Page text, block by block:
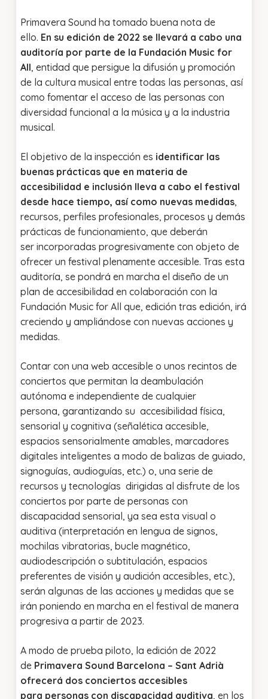
Primavera Sound ha tomado buena nota de
ello. En su edición de 2022 se llevará a cabo una
auditoría por parte de la Fundación Music for
All, entidad que persigue la difusión y promoción
de la cultura musical entre todas las personas, así
como fomentar el acceso de las personas con
diversidad funcional a la música y a la industria
musical.
El objetivo de la inspección es identificar las
buenas prácticas que en materia de
accesibilidad e inclusión lleva a cabo el festival
desde hace tiempo, así como nuevas medidas,
recursos, perfiles profesionales, procesos y demás
prácticas de funcionamiento, que deberán
ser incorporadas progresivamente con objeto de
ofrecer un festival plenamente accesible. Tras esta
auditoría, se pondrá en marcha el diseño de un
plan de accesibilidad en colaboración con la
Fundación Music for All que, edición tras edición, irá
creciendo y ampliándose con nuevas acciones y
medidas.
Contar con una web accesible o unos recintos de
conciertos que permitan la deambulación
autónoma e independiente de cualquier
persona, garantizando su accesibilidad física,
sensorial y cognitiva (señalética accesible,
espacios sensorialmente amables, marcadores
digitales inteligentes a modo de balizas de guiado,
signoguías, audioguías, etc.) o, una serie de
recursos y tecnologías dirigidas al disfrute de los
conciertos por parte de personas con
discapacidad sensorial, ya sea esta visual o
auditiva (interpretación en lengua de signos,
mochilas vibratorias, bucle magnético,
audiodescripción o subtitulación, espacios
preferentes de visión y audición accesibles, etc.),
serán algunas de las acciones y medidas que se
irán poniendo en marcha en el festival de manera
progresiva a partir de 2023.
A modo de prueba piloto, la edición de 2022
de Primavera Sound Barcelona – Sant Adrià
ofrecerá dos conciertos accesibles
para personas con discapacidad auditiva, en los